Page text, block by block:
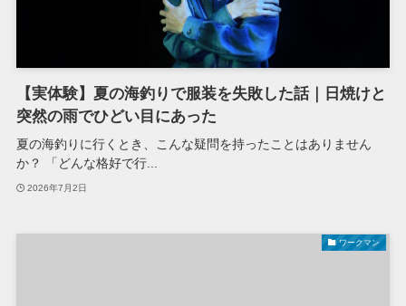
【実体験】夏の海釣りで服装を失敗した話｜日焼けと
突然の雨でひどい目にあった
夏の海釣りに行くとき、こんな疑問を持ったことはありません
か？ 「どんな格好で行...
2026年7月2日
ワークマン